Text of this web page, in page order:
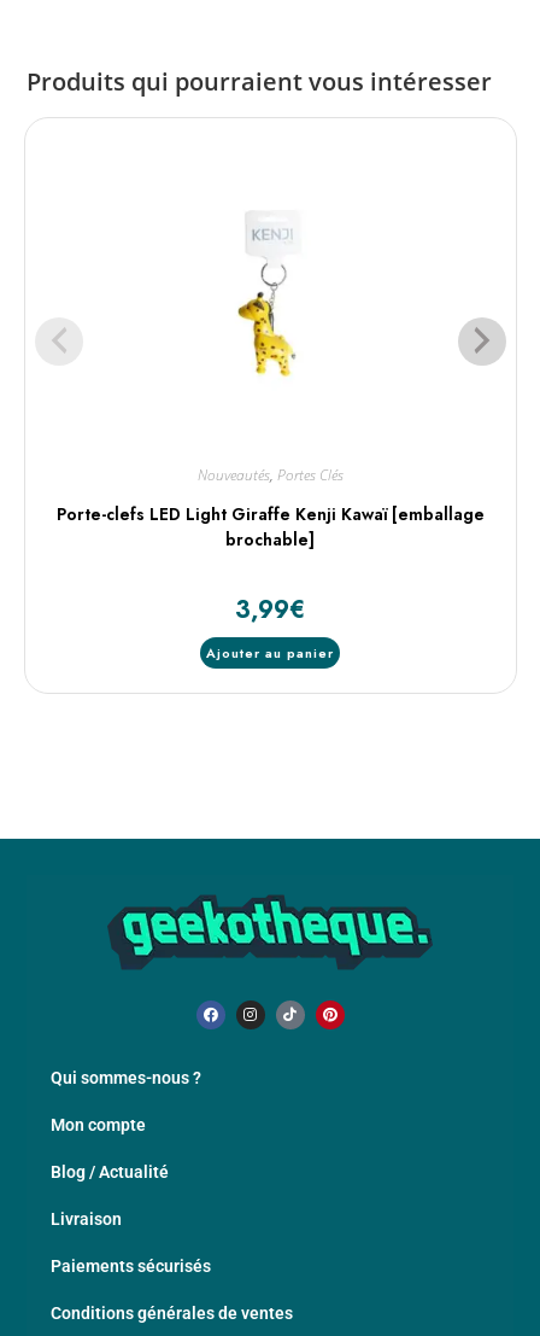
Produits qui pourraient vous intéresser
Nouveautés, Portes Clés
Porte-clefs LED Light Giraffe Kenji Kawaï [emballage
brochable]
3,99€
Ajouter au panier
Qui sommes-nous ?
Mon compte
Blog / Actualité
Livraison
Paiements sécurisés
Conditions générales de ventes